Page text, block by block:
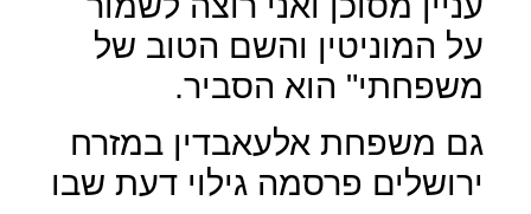
על המוניטין והשם הטוב של
משפחתי" הוא הסביר.
גם משפחת אלעאבדין במזרח
ירושלים פרסמה גילוי דעת שבו